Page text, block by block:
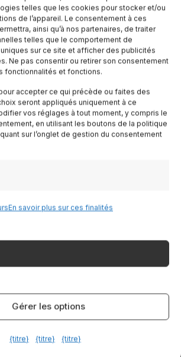
telles que les cookies pour stocker et/ou
de l’appareil. Le consentement à ces
ainsi qu’à nos partenaires, de traiter
telles que le comportement de
sur ce site et afficher des publicités
Ne pas consentir ou retirer son consentement
fonctionnalités et fonctions.
accepter ce qui précède ou faites des
seront appliqués uniquement à ce
vos réglages à tout moment, y compris le
en utilisant les boutons de la politique
sur l’onglet de gestion du consentement
En savoir plus sur ces finalités
Gérer les options
{titre} {titre} {titre}